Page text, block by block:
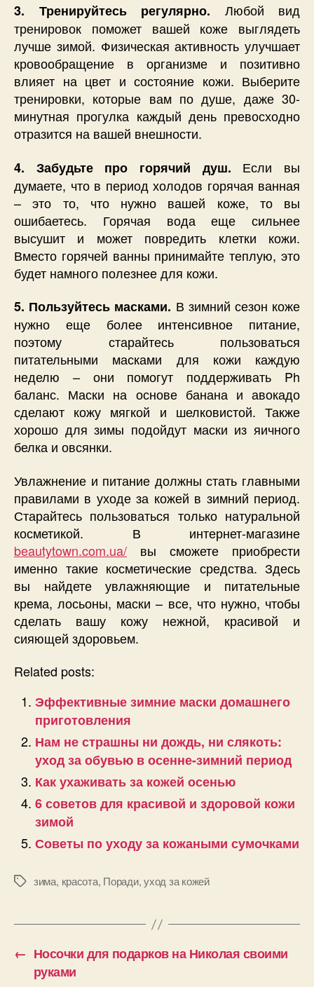
3. Тренируйтесь регулярно. Любой вид
тренировок поможет вашей коже выглядеть
лучше зимой. Физическая активность улучшает
кровообращение в организме и позитивно
влияет на цвет и состояние кожи. Выберите
тренировки, которые вам по душе, даже 30-
минутная прогулка каждый день превосходно
отразится на вашей внешности.
4. Забудьте про горячий душ. Если вы
думаете, что в период холодов горячая ванная
– это то, что нужно вашей коже, то вы
ошибаетесь. Горячая вода еще сильнее
высушит и может повредить клетки кожи.
Вместо горячей ванны принимайте теплую, это
будет намного полезнее для кожи.
5. Пользуйтесь масками. В зимний сезон коже
нужно еще более интенсивное питание,
поэтому старайтесь пользоваться
питательными масками для кожи каждую
неделю – они помогут поддерживать Ph
баланс. Маски на основе банана и авокадо
сделают кожу мягкой и шелковистой. Также
хорошо для зимы подойдут маски из яичного
белка и овсянки.
Увлажнение и питание должны стать главными
правилами в уходе за кожей в зимний период.
Старайтесь пользоваться только натуральной
косметикой. В интернет-магазине
beautytown.com.ua/ вы сможете приобрести
именно такие косметические средства. Здесь
вы найдете увлажняющие и питательные
крема, лосьоны, маски – все, что нужно, чтобы
сделать вашу кожу нежной, красивой и
сияющей здоровьем.
Related posts:
Эффективные зимние маски домашнего
приготовления
Нам не страшны ни дождь, ни слякоть:
уход за обувью в осенне-зимний период
Как ухаживать за кожей осенью
6 советов для красивой и здоровой кожи
зимой
Советы по уходу за кожаными сумочками
Позначки
зима, красота, Поради,уход за кожей
← Носочки для подарков на Николая своими
руками